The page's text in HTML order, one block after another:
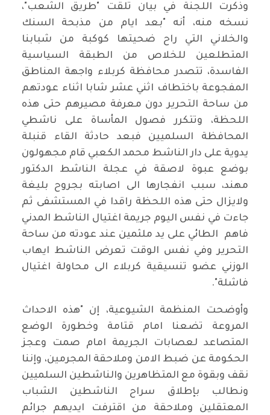
وذكرت اللجنة في بيان تلقت "طريق الشعب"،
نسخه منه، أنه "بعد ايام من مذبحة السنك
والخلاني التي راح ضحيتها كوكبة من شبابنا
المتطلعين للخلاص من الطبقة السياسية
الفاسدة، تتصدر محافظة كربلاء واجهة المناطق
المفجوعة باختطاف اثني عشر شابا اثناء عودتهم
من ساحة التحرير دون معرفة مصيرهم حتى هذه
اللحظة، وتتكرر فصول المأساة على ناشطي
المحافظة السلميين فبعد حادثة القاء قنبلة
يدوية على دار الناشط محمد الكعبي قام مجهولون
بوضع عبوة لاصقة في عجلة الناشط الدكتور
مهند، سبب انفجارها الى اصابته بجروح بليغة
ولايزال حتى هذه اللحظة راقدا في المستشفى ثم
جاءت في نفس اليوم جريمة اغتيال الناشط المدني
فاهم الطائي على يد ملثمين عند عودته من ساحة
التحرير وفي نفس الوقت تعرض الناشط ايهاب
الوزني عضو تنسيقية كربلاء الى محاولة اغتيال
فاشلة".
وأوضحت المنظمة الشيوعية، إن "هذه الاحداث
المروعة تضعنا امام قتامة وخطورة الوضع
المتصاعد لعصابات الجريمة امام صمت وعجز
الحكومة عن ضبط الامن وملاحقة المجرمين، وإننا
نقف وبقوة مع المتظاهرين والناشطين السلميين
ونطالب بإطلاق سراح الناشطين الشباب
المعتقلين وملاحقة من اقترفت ايديهم جرائم